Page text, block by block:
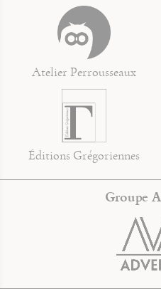
Atelier Perrousseaux
Éditions Grégoriennes
Groupe